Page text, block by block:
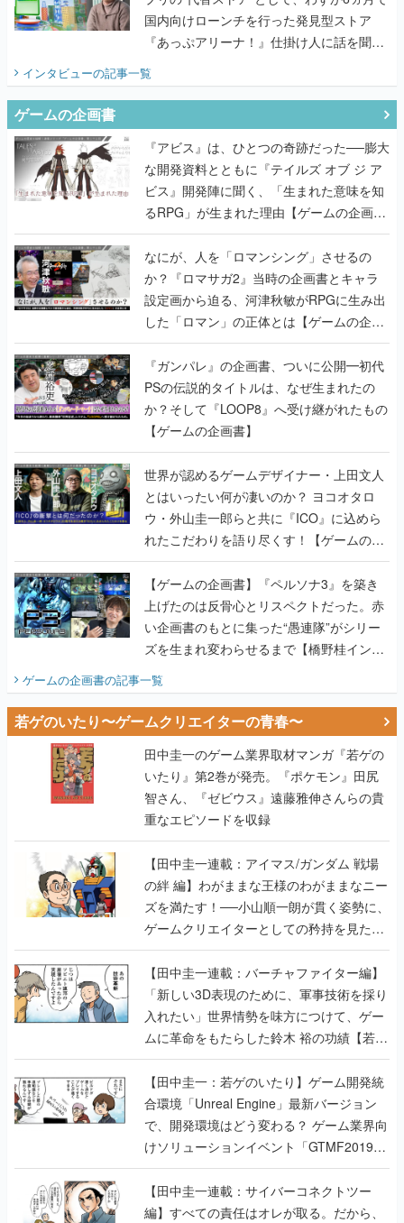
国内向けローンチを行った発見型ストア
『あっぷアリーナ！』仕掛け人に話を聞い
インタビューの記事一覧
ゲームの企画書
『アビス』は、ひとつの奇跡だった──膨大
な開発資料とともに『テイルズ オブ ジ ア
ビス』開発陣に聞く、「生まれた意味を知
るRPG」が生まれた理由【ゲームの企画
書】
なにが、人を「ロマンシング」させるの
か？『ロマサガ2』当時の企画書とキャラ
設定画から迫る、河津秋敏がRPGに生み出
した「ロマン」の正体とは【ゲームの企画
書】
『ガンパレ』の企画書、ついに公開━初代
PSの伝説的タイトルは、なぜ生まれたの
か？そして『LOOP8』へ受け継がれたもの
【ゲームの企画書】
世界が認めるゲームデザイナー・上田文人
とはいったい何が凄いのか？ ヨコオタロ
ウ・外山圭一郎らと共に『ICO』に込めら
れたこだわりを語り尽くす！【ゲームの企
画書】
【ゲームの企画書】『ペルソナ3』を築き
上げたのは反骨心とリスペクトだった。赤
い企画書のもとに集った“愚連隊”がシリー
ズを生まれ変わらせるまで【橋野桂インタ
ゲームの企画書の記事一覧
若ゲのいたり〜ゲームクリエイターの青春〜
田中圭一のゲーム業界取材マンガ『若ゲの
いたり』第2巻が発売。『ポケモン』田尻
智さん、『ゼビウス』遠藤雅伸さんらの貴
重なエピソードを収録
【田中圭一連載：アイマス/ガンダム 戦場
の絆 編】わがままな王様のわがままなニー
ズを満たす！──小山順一朗が貫く姿勢に、
ゲームクリエイターとしての矜持を見た
【若ゲのいたり最終回】
【田中圭一連載：バーチャファイター編】
「新しい3D表現のために、軍事技術を採り
入れたい」世界情勢を味方につけて、ゲー
ムに革命をもたらした鈴木 裕の功績【若ゲ
のいたり】
【田中圭一：若ゲのいたり】ゲーム開発統
合環境「Unreal Engine」最新バージョン
で、開発環境はどう変わる？ ゲーム業界向
けソリューションイベント「GTMF2019」
に行って、より理解を深めよう【PR】
【田中圭一連載：サイバーコネクトツー
編】すべての責任はオレが取る。だから、